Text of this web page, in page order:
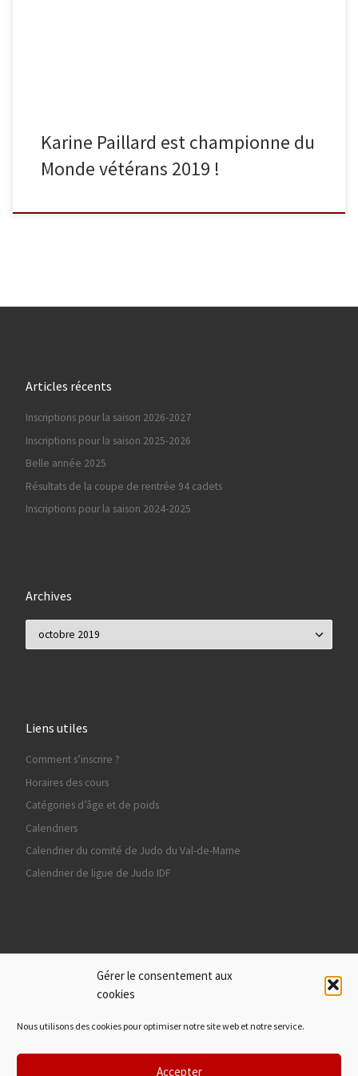
Gérer le consentement aux
cookies
Nous utilisons des cookies pour optimiser notre site web et notre service.
Accepter
Karine Paillard est championne du
Monde vétérans 2019 !
Articles récents
Inscriptions pour la saison 2026-2027
Inscriptions pour la saison 2025-2026
Belle année 2025
Résultats de la coupe de rentrée 94 cadets
Inscriptions pour la saison 2024-2025
Archives
Liens utiles
Comment s’inscrire ?
Horaires des cours
Catégories d’âge et de poids
Calendriers
Calendrier du comité de Judo du Val-de-Marne
Calendrier de ligue de Judo IDF